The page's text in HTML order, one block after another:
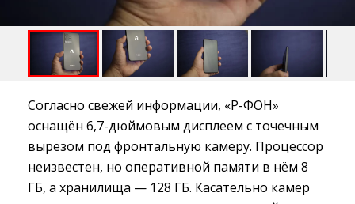
Согласно свежей информации, «Р-ФОН»
оснащён 6,7-дюймовым дисплеем с точечным
вырезом под фронтальную камеру. Процессор
неизвестен, но оперативной памяти в нём 8
ГБ, а хранилища — 128 ГБ. Касательно камер